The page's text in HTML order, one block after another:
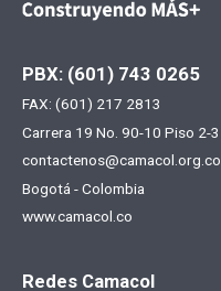
PBX: (601) 743 0265
FAX: (601) 217 2813
Carrera 19 No. 90-10 Piso 2-3
contactenos@camacol.org.co
Bogotá - Colombia
www.camacol.co
Redes Camacol